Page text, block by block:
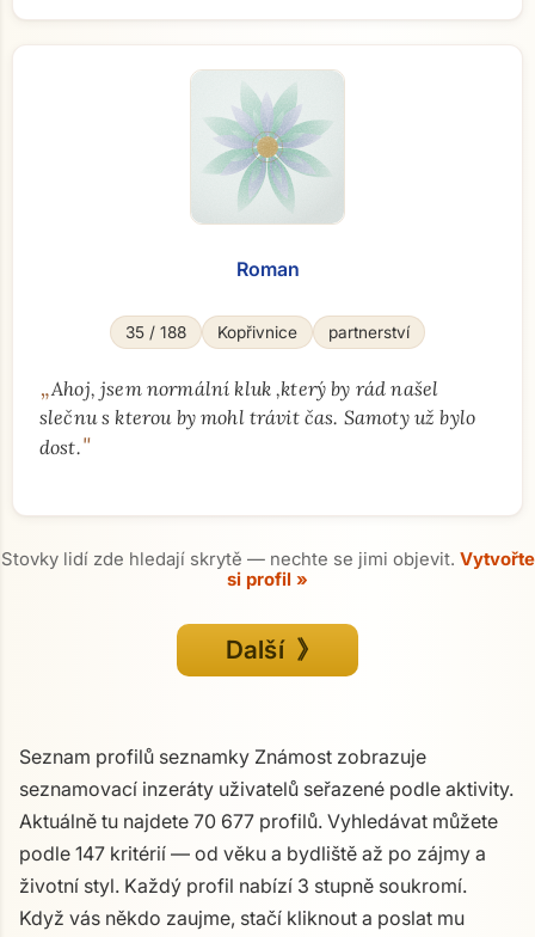
Roman
35 / 188 Kopřivnice partnerství
„Ahoj, jsem normální kluk ,který by rád našel
slečnu s kterou by mohl trávit čas. Samoty už bylo
dost."
Stovky lidí zde hledají skrytě — nechte se jimi objevit. Vytvořte
si profil »
Další 》
Seznam profilů seznamky Známost zobrazuje
seznamovací inzeráty uživatelů seřazené podle aktivity.
Aktuálně tu najdete 70 677 profilů. Vyhledávat můžete
podle 147 kritérií — od věku a bydliště až po zájmy a
životní styl. Každý profil nabízí 3 stupně soukromí.
Když vás někdo zaujme, stačí kliknout a poslat mu